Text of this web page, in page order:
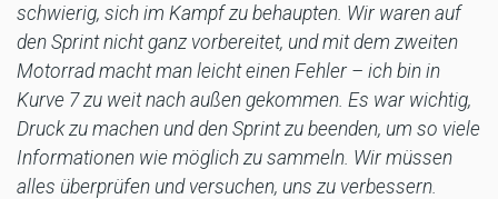
schwierig, sich im Kampf zu behaupten. Wir waren auf
den Sprint nicht ganz vorbereitet, und mit dem zweiten
Motorrad macht man leicht einen Fehler – ich bin in
Kurve 7 zu weit nach außen gekommen. Es war wichtig,
Druck zu machen und den Sprint zu beenden, um so viele
Informationen wie möglich zu sammeln. Wir müssen
alles überprüfen und versuchen, uns zu verbessern.